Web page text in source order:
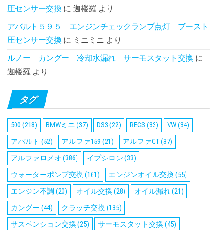
圧センサー交換 に 迦楼羅 より
アバルト５９５ エンジンチェックランプ点灯 ブースト
圧センサー交換 に ミニミニ より
ルノー カングー 冷却水漏れ サーモスタット交換 に
迦楼羅 より
タグ
500 (218) BMWミニ (37) DS3 (22) RECS (33) VW(34)
アバルト (52) アルファ159 (21) アルファGT(37)
アルファロメオ (386) イプシロン (33)
ウォーターポンプ交換(161) エンジンオイル交換(55)
エンジン不調 (20) オイル交換(28) オイル漏れ(21)
カングー (44) クラッチ交換(135)
サスペンション交換(25) サーモスタット交換(45)